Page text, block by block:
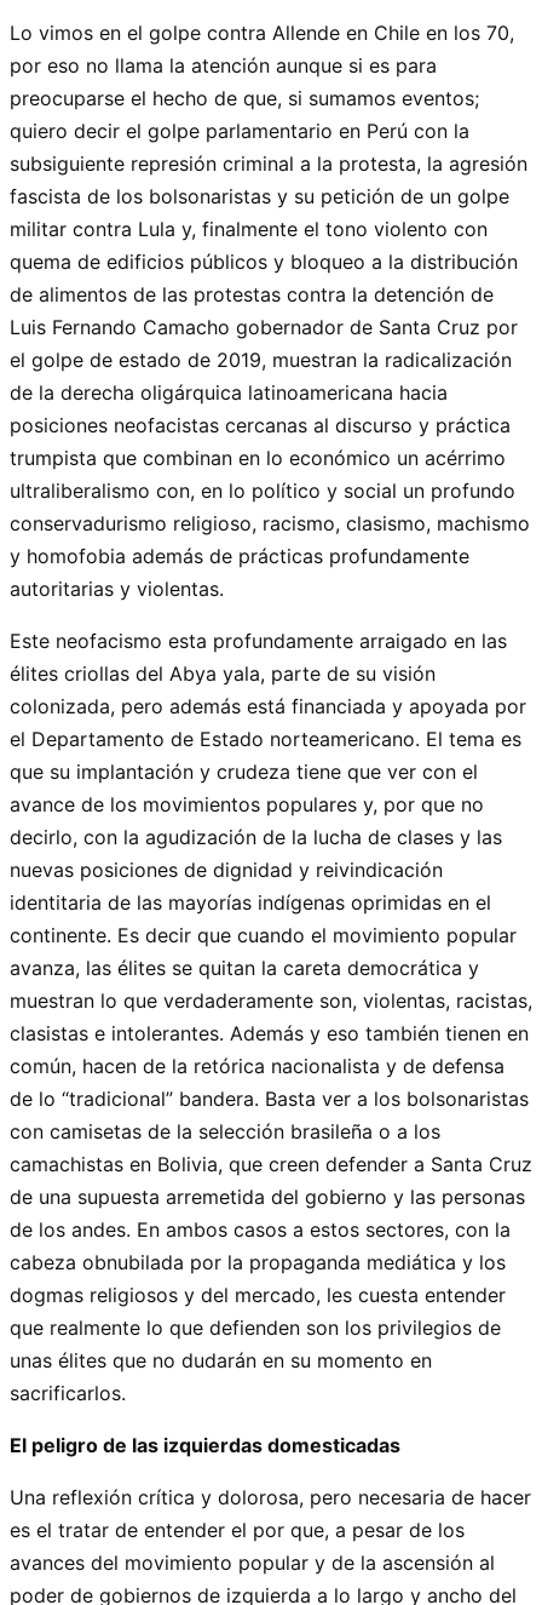
Lo vimos en el golpe contra Allende en Chile en los 70,
por eso no llama la atención aunque si es para
preocuparse el hecho de que, si sumamos eventos;
quiero decir el golpe parlamentario en Perú con la
subsiguiente represión criminal a la protesta, la agresión
fascista de los bolsonaristas y su petición de un golpe
militar contra Lula y, finalmente el tono violento con
quema de edificios públicos y bloqueo a la distribución
de alimentos de las protestas contra la detención de
Luis Fernando Camacho gobernador de Santa Cruz por
el golpe de estado de 2019, muestran la radicalización
de la derecha oligárquica latinoamericana hacia
posiciones neofacistas cercanas al discurso y práctica
trumpista que combinan en lo económico un acérrimo
ultraliberalismo con, en lo político y social un profundo
conservadurismo religioso, racismo, clasismo, machismo
y homofobia además de prácticas profundamente
autoritarias y violentas.
Este neofacismo esta profundamente arraigado en las
élites criollas del Abya yala, parte de su visión
colonizada, pero además está financiada y apoyada por
el Departamento de Estado norteamericano. El tema es
que su implantación y crudeza tiene que ver con el
avance de los movimientos populares y, por que no
decirlo, con la agudización de la lucha de clases y las
nuevas posiciones de dignidad y reivindicación
identitaria de las mayorías indígenas oprimidas en el
continente. Es decir que cuando el movimiento popular
avanza, las élites se quitan la careta democrática y
muestran lo que verdaderamente son, violentas, racistas,
clasistas e intolerantes. Además y eso también tienen en
común, hacen de la retórica nacionalista y de defensa
de lo “tradicional” bandera. Basta ver a los bolsonaristas
con camisetas de la selección brasileña o a los
camachistas en Bolivia, que creen defender a Santa Cruz
de una supuesta arremetida del gobierno y las personas
de los andes. En ambos casos a estos sectores, con la
cabeza obnubilada por la propaganda mediática y los
dogmas religiosos y del mercado, les cuesta entender
que realmente lo que defienden son los privilegios de
unas élites que no dudarán en su momento en
sacrificarlos.
El peligro de las izquierdas domesticadas
Una reflexión crítica y dolorosa, pero necesaria de hacer
es el tratar de entender el por que, a pesar de los
avances del movimiento popular y de la ascensión al
poder de gobiernos de izquierda a lo largo y ancho del